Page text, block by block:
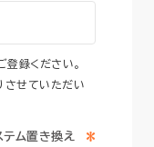
録ください。
させていただい
*
ム置き換え